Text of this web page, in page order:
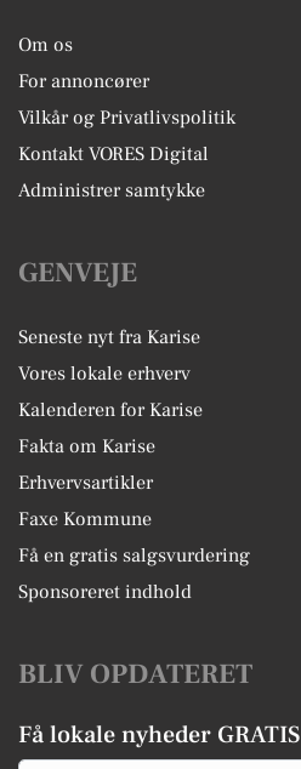
Om os
For annoncører
Vilkår og Privatlivspolitik
Kontakt VORES Digital
Administrer samtykke
GENVEJE
Seneste nyt fra Karise
Vores lokale erhverv
Kalenderen for Karise
Fakta om Karise
Erhvervsartikler
Faxe Kommune
Få en gratis salgsvurdering
Sponsoreret indhold
BLIV OPDATERET
Få lokale nyheder GRATIS